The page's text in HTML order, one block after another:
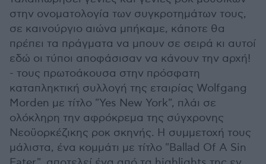
στην ονοματολογία των συγκροτημάτων τους,
σε καινούργιο αιώνα μπήκαμε, κάποτε θα
πρέπει τα πράγματα να μπουν σε σειρά κι αυτοί
εδώ οι τύποι αποφάσισαν να κάνουν την αρχή!
- τους πρωτοάκουσα στην πρόσφατη
καταπληκτική συλλογή της εταιρίας Wolfgang
Morden με τίτλο "Yes New York", πλάι σε
ολόκληρη την αφρόκρεμα της σύγχρονης
Νεοϋορκέζικης ροκ σκηνής. Η συμμετοχή τους
μάλιστα, ένα κομμάτι με τίτλο "Ballad Of A Sin